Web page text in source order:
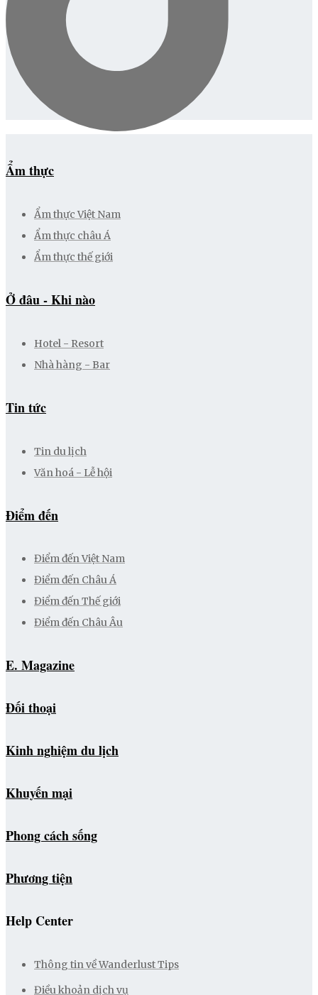
Ẩm thực
Ẩm thực Việt Nam
Ẩm thực châu Á
Ẩm thực thế giới
Ở đâu - Khi nào
Hotel - Resort
Nhà hàng - Bar
Tin tức
Tin du lịch
Văn hoá - Lễ hội
Điểm đến
Điểm đến Việt Nam
Điểm đến Châu Á
Điểm đến Thế giới
Điểm đến Châu Âu
E. Magazine
Đối thoại
Kinh nghiệm du lịch
Khuyến mại
Phong cách sống
Phương tiện
Help Center
Thông tin về Wanderlust Tips
Điều khoản dịch vụ